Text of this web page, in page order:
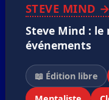
STEVE MIND →
Steve Mind : le
événements
📖 Édition libre